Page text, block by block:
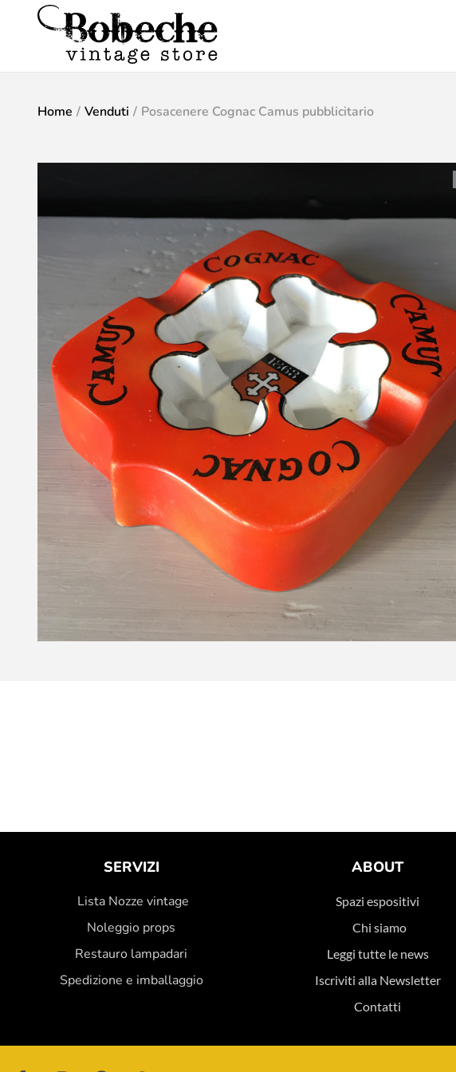
Home / Venduti / Posacenere Cognac Camus pubblicitario
SERVIZI
Lista Nozze vintage
Noleggio props
Restauro lampadari
Spedizione e imballaggio
ABOUT
Spazi espositivi
Chi siamo
Leggi tutte le news
Iscriviti alla Newsletter
Contatti